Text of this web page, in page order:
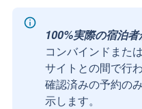
100%実際の宿泊者
コンバインドまた
サイトとの間で行
確認済みの予約の
示します。